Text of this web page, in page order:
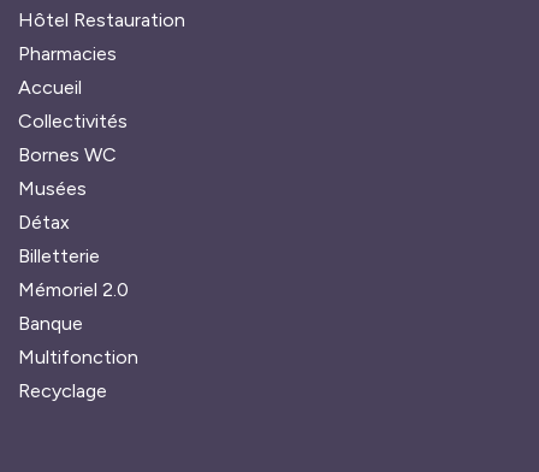
Hôtel Restauration
Pharmacies
Accueil
Collectivités
Bornes WC
Musées
Détax
Billetterie
Mémoriel 2.0
Banque
Multifonction
Recyclage